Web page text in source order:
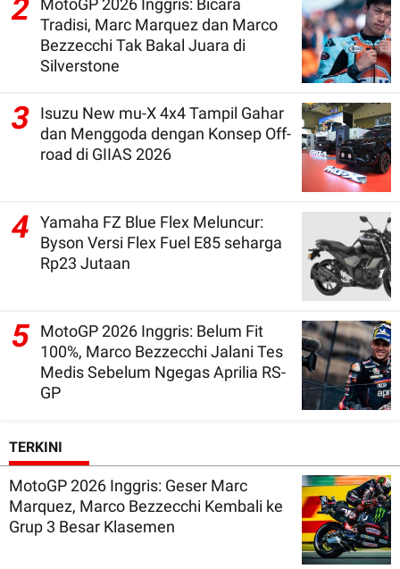
2 Tradisi, Marc Marquez dan Marco
Bezzecchi Tak Bakal Juara di
Silverstone
3
Isuzu New mu-X 4x4 Tampil Gahar
dan Menggoda dengan Konsep Off-
road di GIIAS 2026
4
Yamaha FZ Blue Flex Meluncur:
Byson Versi Flex Fuel E85 seharga
Rp23 Jutaan
5 MotoGP 2026 Inggris: Belum Fit
100%, Marco Bezzecchi Jalani Tes
Medis Sebelum Ngegas Aprilia RS-
GP
TERKINI
MotoGP 2026 Inggris: Geser Marc
Marquez, Marco Bezzecchi Kembali ke
Grup 3 Besar Klasemen